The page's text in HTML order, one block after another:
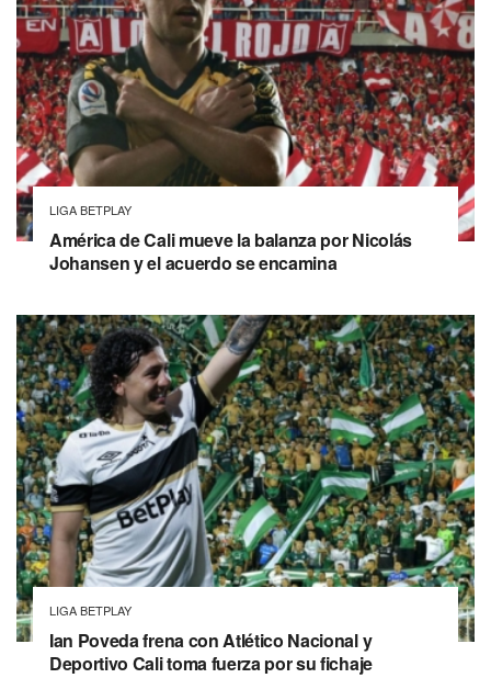
LIGA BETPLAY
América de Cali mueve la balanza por Nicolás
Johansen y el acuerdo se encamina
LIGA BETPLAY
Ian Poveda frena con Atlético Nacional y
Deportivo Cali toma fuerza por su fichaje